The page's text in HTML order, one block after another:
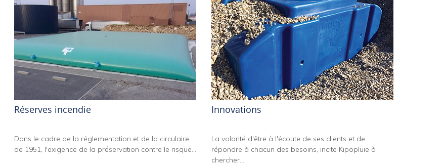
Réserves incendie
Dans le cadre de la réglementation et de la circulaire
de 1951, l'exigence de la préservation contre le risque...
Innovations
La volonté d'être à l'écoute de ses clients et de
répondre à chacun des besoins, incite Kipopluie à
chercher...